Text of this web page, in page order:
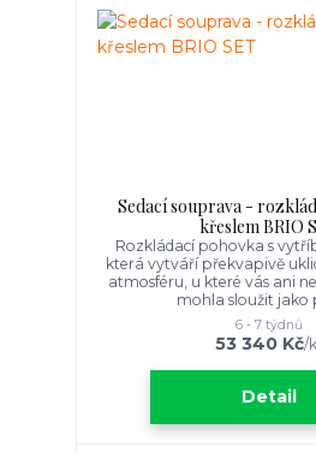
Sedací souprava -
křeslem BRIO
Rozkládací pohovka s
která vytváří překvapivě
atmosféru, u které vás ani
mohla sloužit jako
53 340 Kč/
6 - 7 týdnů
Detail